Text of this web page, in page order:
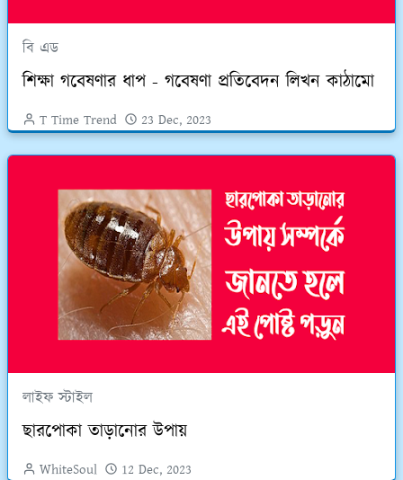
বি এড
শিক্ষা গবেষণার ধাপ - গবেষণা প্রতিবেদন লিখন কাঠামো
T Time Trend 23 Dec, 2023
লাইফ স্টাইল
ছারপোকা তাড়ানোর উপায়
WhiteSoul 12 Dec, 2023